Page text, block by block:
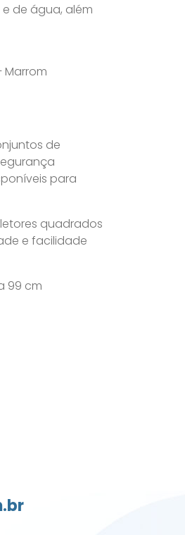
de água, além
Marrom
de
para
quadrados
e facilidade
99 cm